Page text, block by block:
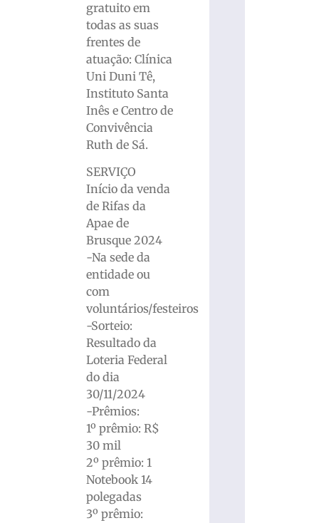
gratuito em
todas as suas
frentes de
atuação: Clínica
Uni Duni Tê,
Instituto Santa
Inês e Centro de
Convivência
Ruth de Sá.
SERVIÇO
Início da venda
de Rifas da
Apae de
Brusque 2024
-Na sede da
entidade ou
com
voluntários/festeiros
-Sorteio:
Resultado da
Loteria Federal
do dia
30/11/2024
-Prêmios:
1º prêmio: R$
30 mil
2º prêmio: 1
Notebook 14
polegadas
3º prêmio: